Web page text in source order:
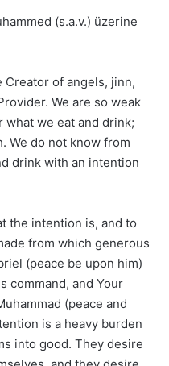
(s.a.v.) üzerine
Creator of angels, jinn,
We are so weak
what we eat and drink;
We do not know from
drink with an intention
the intention is, and to
from which generous
(peace be upon him)
command, and Your
(peace and
is a heavy burden
into good. They desire